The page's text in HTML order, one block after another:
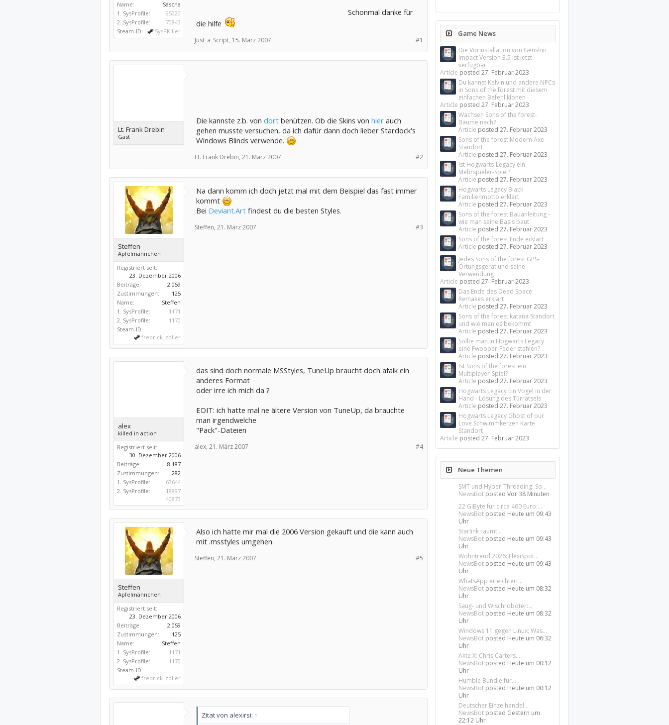
Name:
Sascha
1. SysProfile:
25020
2. SysProfile:
70843
Steam-ID:
SysPKiller
Schonmal danke für
die hilfe
#1
Just_a_Script, 15. März 2007
Lt. Frank Drebin
Gast
Die kannste z.b. von dortbenützen. Ob die Skins von hierauch
gehen musste versuchen, da ich dafür dann doch lieber Stardock's
Windows Blinds verwende.
#2
Lt. Frank Drebin, 21. März 2007
Steffen
Apfelmännchen
Registriert seit:
23. Dezember 2006
Beiträge:
2.059
Zustimmungen:
125
Name:
Steffen
1. SysProfile:
1171
2. SysProfile:
1170
Steam-ID:
fredrick_zoller
Na dann komm ich doch jetzt mal mit dem Beispiel das fast immer
kommt
Bei Deviant.Artfindest du die besten Styles.
#3
Steffen, 21. März 2007
alex
killed in action
Registriert seit:
30. Dezember 2006
Beiträge:
8.187
Zustimmungen:
282
1. SysProfile:
63644
2. SysProfile:
18897
40873
das sind doch normale MSStyles, TuneUp braucht doch afaik ein
anderes Format
oder irre ich mich da ?
EDIT: ich hatte mal ne ältere Version von TuneUp, da brauchte
man irgendwelche
"Pack"-Dateien
#4
alex, 21. März 2007
Steffen
Apfelmännchen
Registriert seit:
23. Dezember 2006
Beiträge:
2.059
Zustimmungen:
125
Name:
Steffen
1. SysProfile:
1171
2. SysProfile:
1170
Steam-ID:
fredrick_zoller
Also ich hatte mir mal die 2006 Version gekauft und die kann auch
mit .msstyles umgehen.
#5
Steffen, 21. März 2007
Zitat von alexirsi: ↑
Game News
Die Vorinstallation von Genshin
Impact Version 3.5 ist jetzt
verfügbar
Article posted27. Februar 2023
Du kannst Kelvin und andere NPCs
in Sons of the forest mit diesem
einfachen Befehl klonen
Article posted27. Februar 2023
Wachsen Sons of the forest-
Bäume nach?
Article posted27. Februar 2023
Sons of the forest Modern Axe
Standort
Article posted27. Februar 2023
Ist Hogwarts-Legacy ein
Mehrspieler-Spiel?
Article posted27. Februar 2023
Hogwarts Legacy Black
Familienmotto erklärt
Article posted27. Februar 2023
Sons of the forest Bauanleitung -
wie man seine Basis baut
Article posted27. Februar 2023
Sons of the forest Ende erklärt
Article posted27. Februar 2023
Jedes Sons of the forest GPS-
Ortungsgerät und seine
Verwendung
Article posted27. Februar 2023
Das Ende des Dead Space
Remakes erklärt
Article posted27. Februar 2023
Sons of the forest katana Standort
und wie man es bekommt
Article posted27. Februar 2023
Sollte man in Hogwarts Legacy
eine Fwooper-Feder stehlen?
Article posted27. Februar 2023
Ist Sons of the forest ein
Multiplayer-Spiel?
Article posted27. Februar 2023
Hogwarts Legacy Ein Vogel in der
Hand - Lösung des Türrätsels
Article posted27. Februar 2023
Hogwarts Legacy Ghost of our
Love Schwimmkerzen Karte
Standort
Article posted27. Februar 2023
Neue Themen
SMT und Hyper-Threading: So...
NewsBot postedVor 38 Minuten
22 GiByte für circa 460 Euro:...
NewsBot posted Heute um 09:43
Uhr
Starlink räumt...
NewsBot posted Heute um 09:43
Uhr
Wohntrend 2026: FlexiSpot...
NewsBot posted Heute um 09:43
Uhr
WhatsApp erleichtert...
NewsBot posted Heute um 08:32
Uhr
Saug- und Wischroboter:...
NewsBot posted Heute um 08:32
Uhr
Windows 11 gegen Linux: Was...
NewsBot posted Heute um 06:32
Uhr
Akte X: Chris Carters...
NewsBot posted Heute um 00:12
Uhr
Humble Bundle für...
NewsBot posted Heute um 00:12
Uhr
Deutscher Einzelhandel...
NewsBot posted Gestern um
22:12 Uhr